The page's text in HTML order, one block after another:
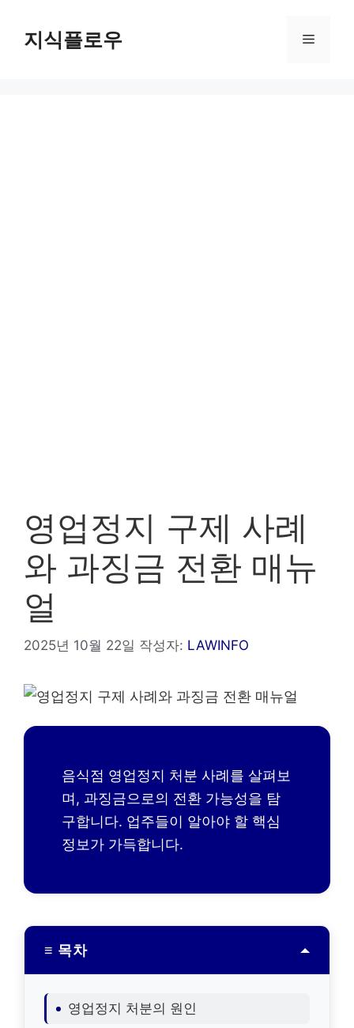
지식플로우 메
영업정지 구제 사례
와 과징금 전환 매뉴
얼
2025년 10월 22일 작성자: LAWINFO
음식점 영업정지 처분 사례를 살펴보
며, 과징금으로의 전환 가능성을 탐
구합니다. 업주들이 알아야 할 핵심
정보가 가득합니다.
≡ 목차
영업정지 처분의 원인